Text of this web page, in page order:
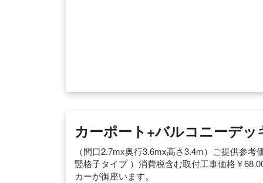
カーポート+バルコニーデ
（間口2.7mx奥行3.6mx高さ3.4m）ご提供参
竪格子タイプ ）消費税含む取付工事価格￥
カーが御座います。